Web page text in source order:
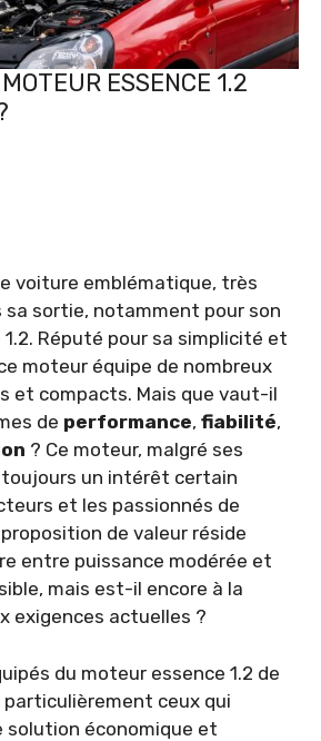
ESSENCE 1.2
voiture emblématique, très
sa sortie, notamment pour son
Réputé pour sa simplicité et
moteur équipe de nombreux
et compacts. Mais que vaut-il
de performance, fiabilité,
? Ce moteur, malgré ses
un intérêt certain
et les passionnés de
de valeur réside
entre puissance modérée et
mais est-il encore à la
exigences actuelles ?
du moteur essence 1.2 de
ceux qui
solution économique et